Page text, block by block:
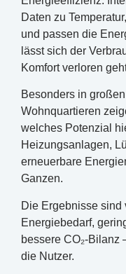
Daten zu
und passen die
lässt sich der
Komfort verloren
Besonders in
Wohnquartieren
welches Potenzial
Heizungsanlagen,
erneuerbare
Ganzen.
Die Ergebnisse
Energiebedarf,
bessere CO₂-Bilanz
die Nutzer.